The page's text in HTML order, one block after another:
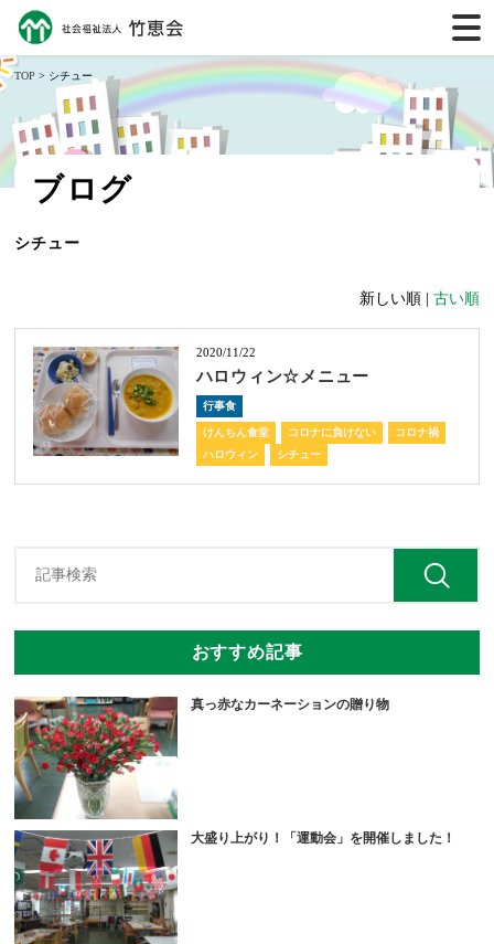
TOP > シチュー
ブログ
シチュー
新しい順 | 古い順
2020/11/22
ハロウィン☆メニュー
行事食
けんちん食堂 コロナに負けない
コロナ禍
ハロウィン
シチュー
おすすめ記事
真っ赤なカーネーションの贈り物
大盛り上がり！「運動会」を開催しました！